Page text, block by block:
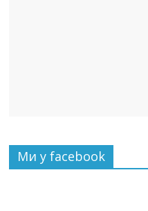
Ми у facebook